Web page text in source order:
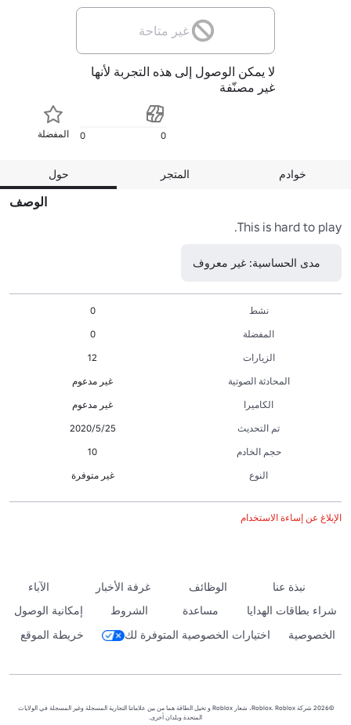
غير متاحة
لا يمكن الوصول إلى هذه التجربة لأنها
غير مصنّفة
المفضلة 0 0
حول المتجر خوادم
الوصف
This is hard to play.
مدى الحساسية: غير معروف
نشط
0
المفضلة
0
الزيارات
12
المحادثة الصوتية
غير مدعوم
الكاميرا
غير مدعوم
تم التحديث
25‏/5‏/2020
حجم الخادم
10
النوع
غير متوفرة
الإبلاغ عن إساءة الاستخدام
نبذة عنا الوظائف غرفة الأخبار
الآباء
شراء بطاقات الهدايا
مساعدة الشروط
إمكانية الوصول
الخصوصية
اختيارات الخصوصية المتوفرة لك خريطة الموقع
©2026 شركة Roblox. Roblox، شعار Roblox و تخيل الطاقة هما من بين علاماتنا التجارية المسجلة وغير المسجلة في الولايات
المتحدة وبلدان أخرى.